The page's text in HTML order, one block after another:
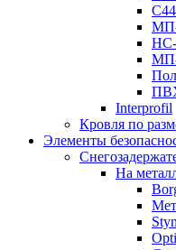
МП-
НС-
МП-
Interprofil
Кровля по
Элементы
На